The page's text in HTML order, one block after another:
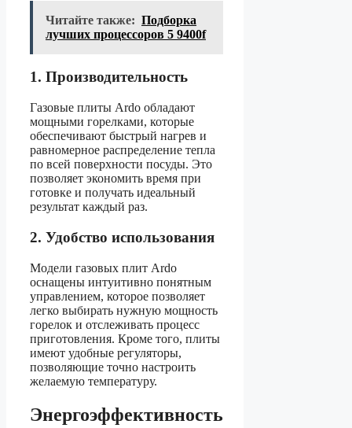
Читайте также: Подборка
лучших процессоров 5 9400f
1. Производительность
Газовые плиты Ardo обладают
мощными горелками, которые
обеспечивают быстрый нагрев и
равномерное распределение тепла
по всей поверхности посуды. Это
позволяет экономить время при
готовке и получать идеальный
результат каждый раз.
2. Удобство использования
Модели газовых плит Ardo
оснащены интуитивно понятным
управлением, которое позволяет
легко выбирать нужную мощность
горелок и отслеживать процесс
приготовления. Кроме того, плиты
имеют удобные регуляторы,
позволяющие точно настроить
желаемую температуру.
Энергоэффективность